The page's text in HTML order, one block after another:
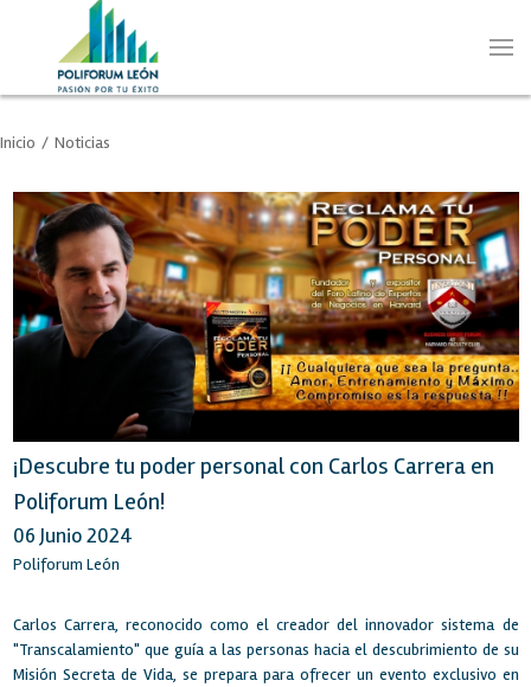
Inicio / Noticias
¡Descubre tu poder personal con Carlos Carrera en
Poliforum León!
06 Junio 2024
Poliforum León
Carlos Carrera, reconocido como el creador del innovador sistema de
"Transcalamiento" que guía a las personas hacia el descubrimiento de su
Misión Secreta de Vida, se prepara para ofrecer un evento exclusivo en